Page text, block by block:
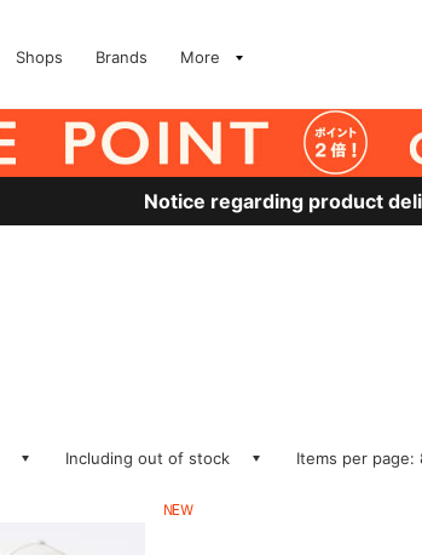
Shops Brands More
Notice regarding product
Including out of stock Items per page:
NEW